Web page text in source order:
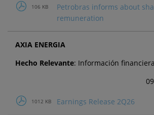
106 KB
Petrobras informs about
remuneration
AXIA ENERGIA
Hecho Relevante: Información
1012 KB Earnings Release 2Q26